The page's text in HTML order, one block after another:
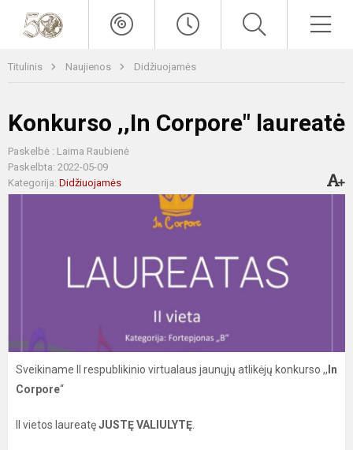
Titulinis Naujienos Didžiuojamės
Konkurso ,,In Corpore" laureatė
Paskelbė : Laima Raubienė
Paskelbta: 2022-05-09
Kategorija: Didžiuojamės
Sveikiname II respublikinio virtualaus jaunųjų atlikėjų konkurso ,, In
Corpore“
II vietos laureatęJUSTĘ VALIULYTĘ